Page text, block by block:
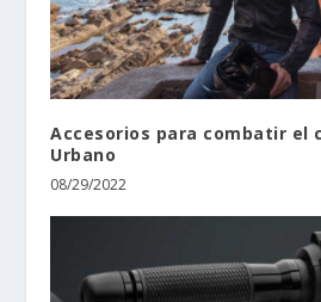
Accesorios para combatir el
Urbano
08/29/2022